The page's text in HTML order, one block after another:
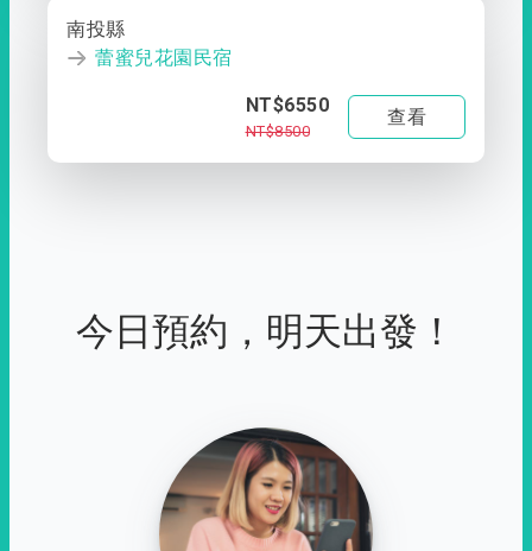
南投縣
蕾蜜兒花園民宿
NT$6550
NT$8500
查看
今日預約，明天出發！